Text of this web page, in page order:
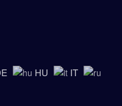
HU
IT